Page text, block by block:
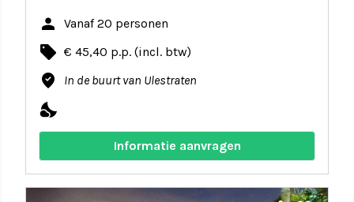
person Vanaf 20 personen
local_offer € 45,40 p.p. (incl. btw)
where_to_vote In de buurt van Ulestraten
nights_stay
Informatie aanvragen